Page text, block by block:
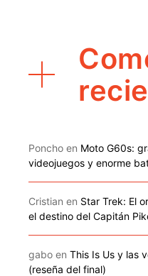
Poncho en Moto G60s:
videojuegos y enorme
Cristian en Star Trek: El
el destino del Capitán
gabo en This Is Us y las
(reseña del final)